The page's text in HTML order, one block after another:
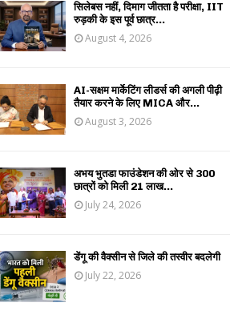
सिलेबस नहीं, दिमाग जीतता है परीक्षा, IIT
रुड़की के इस पूर्व छात्र...
August 4, 2026
AI-सक्षम मार्केटिंग लीडर्स की अगली पीढ़ी
तैयार करने के लिए MICA और...
August 3, 2026
अभय भुतडा फाउंडेशन की ओर से 300
छात्रों को मिली 21 लाख...
July 24, 2026
डेंगू की वैक्सीन से जिले की तस्वीर बदलेगी
July 22, 2026